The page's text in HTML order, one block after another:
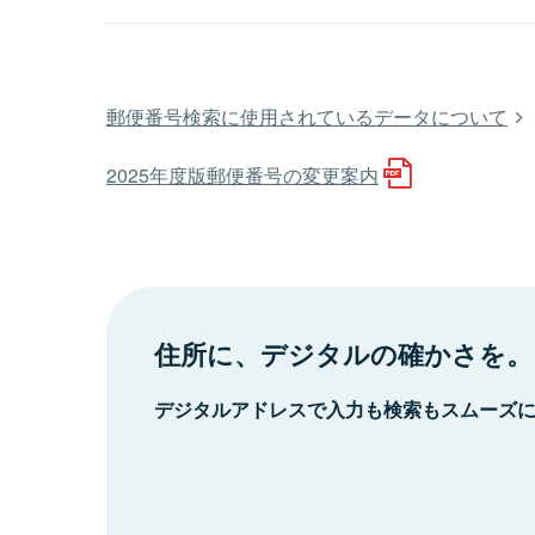
郵便番号検索に使用されているデータについて
2025年度版郵便番号の変更案内
住所に、デジタルの確かさを。
デジタルアドレスで入力も検索もスムーズ